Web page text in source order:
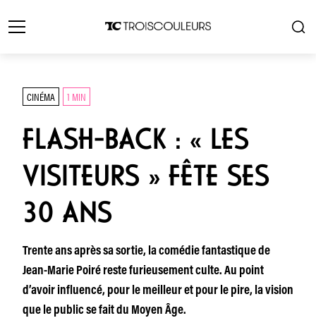
CINÉMA 1 MIN
FLASH-BACK : « LES
VISITEURS » FÊTE SES
30 ANS
Trente ans après sa sortie, la comédie fantastique de
Jean-Marie Poiré reste furieusement culte. Au point
d’avoir influencé, pour le meilleur et pour le pire, la vision
que le public se fait du Moyen Âge.